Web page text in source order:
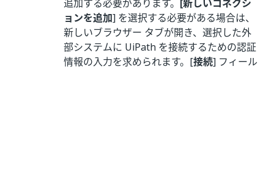
追加する必要があります。 [新しいコネクシ
ョンを追加] を選択する必要がある場合は、
新しいブラウザー タブが開き、選択した外
部システムに UiPath を接続するための認証
情報の入力を求められます。[接続] フィール